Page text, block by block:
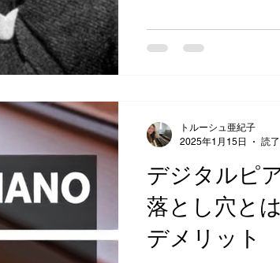
ク」の中で育ち、...
デジタルピ
落とし穴と
デメリット
トルーシュ亜紀子
2025年1月15日
読